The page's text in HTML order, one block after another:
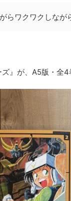
らワクワクしなが
』が、A5版・全